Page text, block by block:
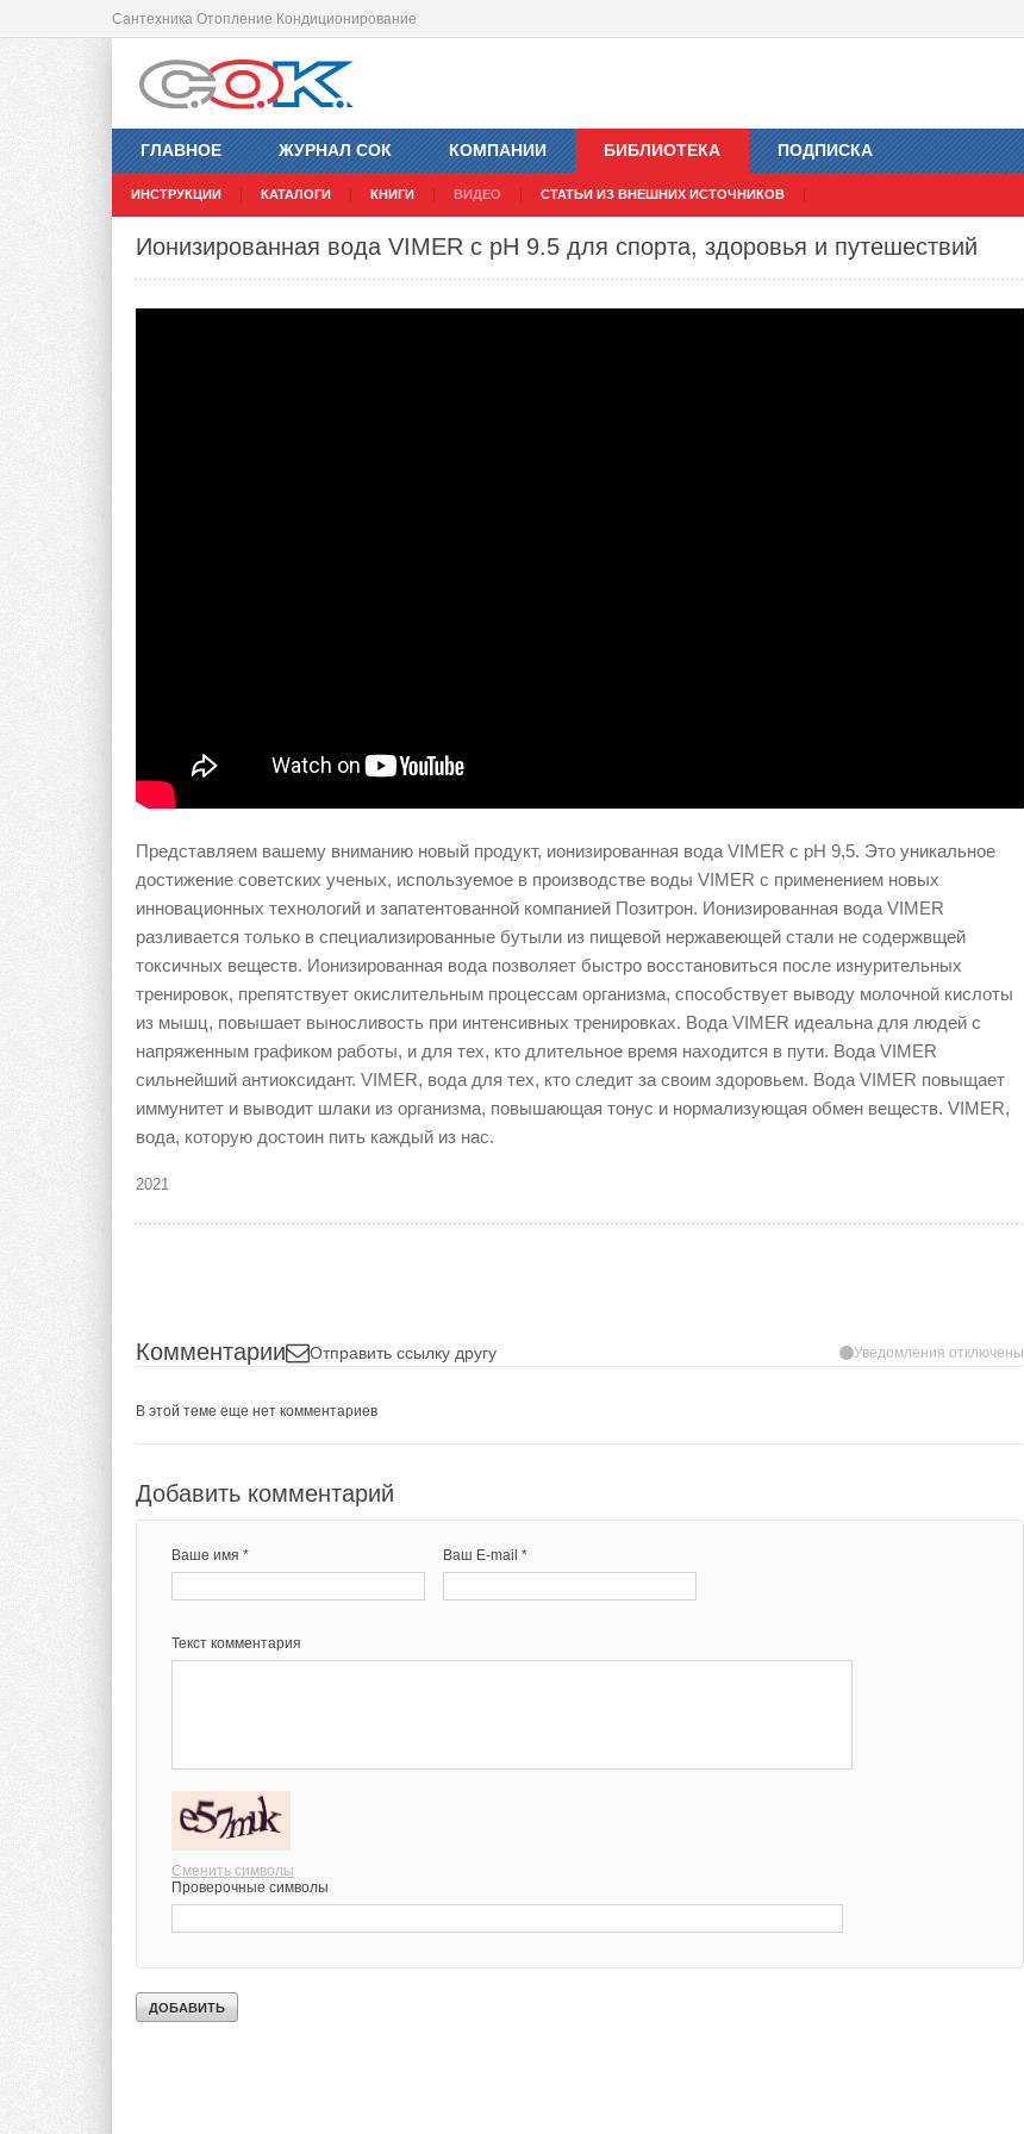
Сантехника Отопление Кондиционирование
ГЛАВНОЕ ЖУРНАЛ СОК КОМПАНИИ БИБЛИОТЕКА
ИНСТРУКЦИИ КАТАЛОГИ КНИГИ ВИДЕО СТАТЬИ ИЗ ВНЕШНИХ ИСТОЧНИКОВ
ПОДПИСКА
Ионизированная вода VIMER с pH 9.5 для спорта, здоровья и путешествий
Представляем вашему вниманию новый продукт, ионизированная вода VIMER с pH 9,5. Это уникальное
достижение советских ученых, используемое в производстве воды VIMER с применением новых
инновационных технологий и запатентованной компанией Позитрон. Ионизированная вода VIMER
разливается только в специализированные бутыли из пищевой нержавеющей стали не содержвщей
токсичных веществ. Ионизированная вода позволяет быстро восстановиться после изнурительных
тренировок, препятствует окислительным процессам организма, способствует выводу молочной кислоты
из мышц, повышает выносливость при интенсивных тренировках. Вода VIMER идеальна для людей с
напряженным графиком работы, и для тех, кто длительное время находится в пути. Вода VIMER
сильнейший антиоксидант. VIMER, вода для тех, кто следит за своим здоровьем. Вода VIMER повыщает
иммунитет и выводит шлаки из организма, повышающая тонус и нормализующая обмен веществ. VIMER,
вода, которую достоин пить каждый из нас.
2021
Комментарии Отправить ссылку другу Уведомления отключены
В этой теме еще нет комментариев
Добавить комментарий
Ваше имя * Ваш E-mail *
Текст комментария
Сменить символы
Проверочные символы